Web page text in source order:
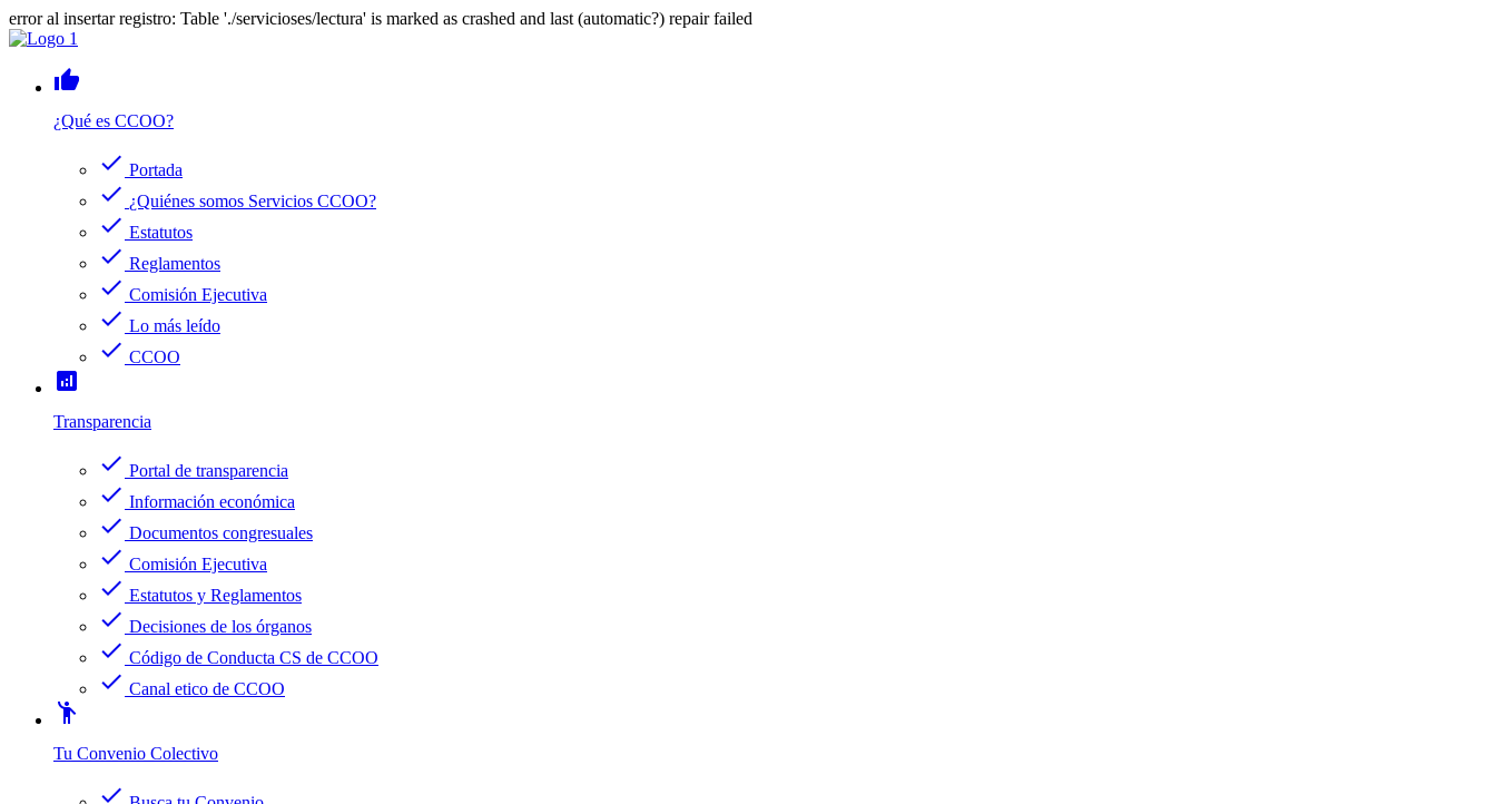
error al insertar registro: Table './servicioses/lectura' is marked as crashed and last (automatic?) repair failed
thumb_up
¿Qué es CCOO?
check Portada
check ¿Quiénes somos Servicios CCOO?
check Estatutos
check Reglamentos
check Comisión Ejecutiva
check Lo más leído
check CCOO
analytics
Transparencia
check Portal de transparencia
check Información económica
check Documentos congresuales
check Comisión Ejecutiva
check Estatutos y Reglamentos
check Decisiones de los órganos
check Código de Conducta CS de CCOO
check Canal etico de CCOO
emoji_people
Tu Convenio Colectivo
check